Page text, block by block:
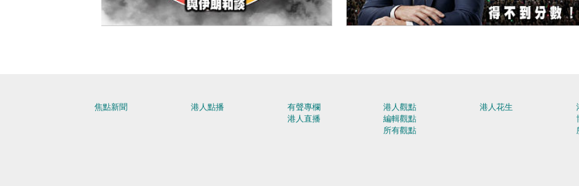
焦點新聞 港人點播
有聲專欄
港人直播
港人觀點
編輯觀點
所有觀點
港人花生